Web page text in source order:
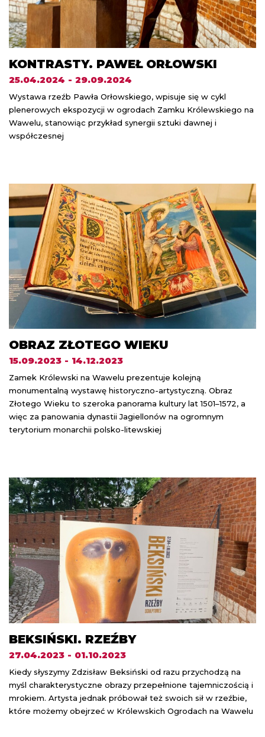
KONTRASTY. PAWEŁ ORŁOWSKI
25.04.2024 - 29.09.2024
Wystawa rzeźb Pawła Orłowskiego, wpisuje się w cykl
plenerowych ekspozycji w ogrodach Zamku Królewskiego na
Wawelu, stanowiąc przykład synergii sztuki dawnej i
współczesnej
OBRAZ ZŁOTEGO WIEKU
15.09.2023 - 14.12.2023
Zamek Królewski na Wawelu prezentuje kolejną
monumentalną wystawę historyczno-artystyczną. Obraz
Złotego Wieku to szeroka panorama kultury lat 1501–1572, a
więc za panowania dynastii Jagiellonów na ogromnym
terytorium monarchii polsko-litewskiej
BEKSIŃSKI. RZEŹBY
27.04.2023 - 01.10.2023
Kiedy słyszymy Zdzisław Beksiński od razu przychodzą na
myśl charakterystyczne obrazy przepełnione tajemniczością i
mrokiem. Artysta jednak próbował też swoich sił w rzeźbie,
które możemy obejrzeć w Królewskich Ogrodach na Wawelu